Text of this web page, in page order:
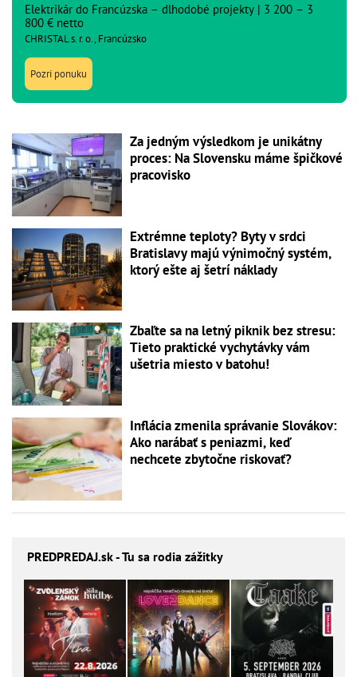
Elektrikár do Francúzska – dlhodobé projekty | 3 200 – 3
800 € netto
CHRISTAL s. r. o., Francúzsko
Pozri ponuku
Za jedným výsledkom je unikátny
proces: Na Slovensku máme špičkové
pracovisko
Extrémne teploty? Byty v srdci
Bratislavy majú výnimočný systém,
ktorý ešte aj šetrí náklady
Zbaľte sa na letný piknik bez stresu:
Tieto praktické vychytávky vám
ušetria miesto v batohu!
Inflácia zmenila správanie Slovákov:
Ako narábať s peniazmi, keď
nechcete zbytočne riskovať?
PREDPREDAJ.sk - Tu sa rodia zážitky